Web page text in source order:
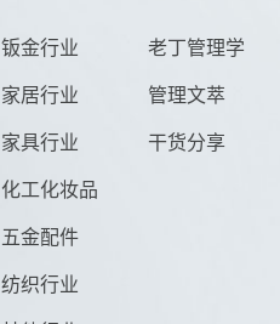
钣金行业
家居行业
家具行业
化工化妆品
五金配件
纺织行业
老丁管理学
管理文萃
干货分享